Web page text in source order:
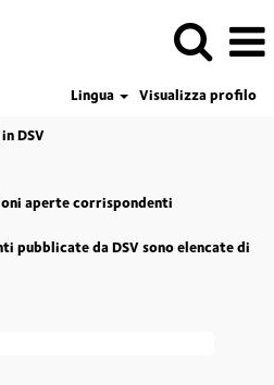
Lingua
Visualizza profilo
DSV(pagina
aperte corrispondenti
pubblicate da DSV sono elencate di